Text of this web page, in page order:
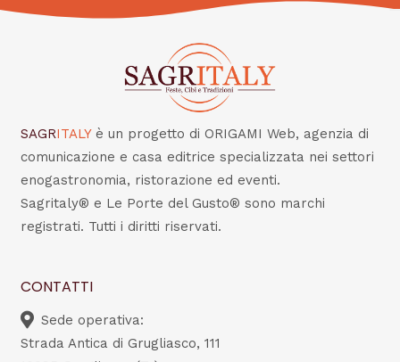
SAGRITALY è un progetto di ORIGAMI Web, agenzia di
comunicazione e casa editrice specializzata nei settori
enogastronomia, ristorazione ed eventi.
Sagritaly® e Le Porte del Gusto® sono marchi
registrati. Tutti i diritti riservati.
CONTATTI
Sede operativa:
Strada Antica di Grugliasco, 111